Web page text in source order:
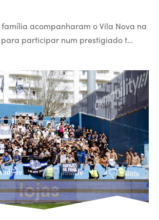
família acompanharam o Vila Nova na
participar num prestigiado t…